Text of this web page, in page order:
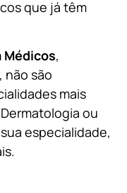
que já têm
Médicos,
não são
mais
ou
especialidade,